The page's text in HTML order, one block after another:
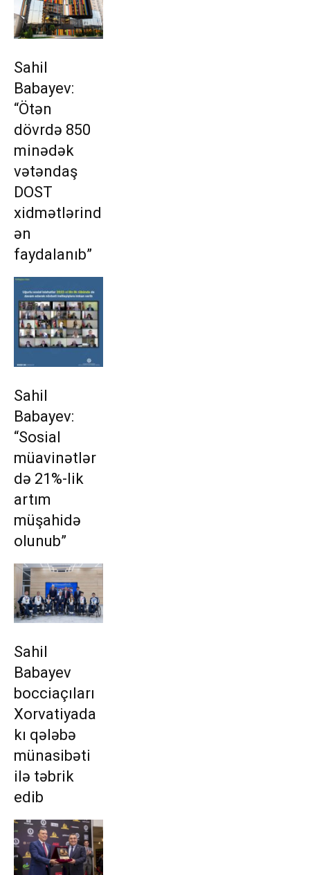
Sahil
Babayev:
“Ötən
dövrdə 850
minədək
vətəndaş
DOST
xidmətlərind
ən
faydalanıb”
Sahil
Babayev:
“Sosial
müavinətlər
də 21%-lik
artım
müşahidə
olunub”
Sahil
Babayev
bocciaçıları
Xorvatiyada
kı qələbə
münasibəti
ilə təbrik
edib